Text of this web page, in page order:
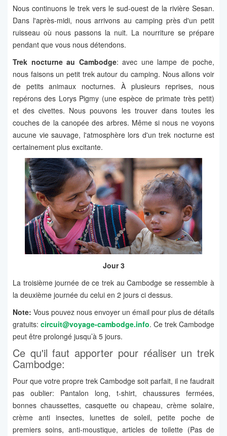
Nous continuons le trek vers le sud-ouest de la rivière Sesan.
Dans l'après-midi, nous arrivons au camping près d'un petit
ruisseau où nous passons la nuit. La nourriture se prépare
pendant que vous nous détendons.
Trek nocturne au Cambodge: avec une lampe de poche,
nous faisons un petit trek autour du camping. Nous allons voir
de petits animaux nocturnes. À plusieurs reprises, nous
repérons des Lorys Pigmy (une espèce de primate très petit)
et des civettes. Nous pouvons les trouver dans toutes les
couches de la canopée des arbres. Même si nous ne voyons
aucune vie sauvage, l'atmosphère lors d'un trek nocturne est
certainement plus excitante.
Jour 3
La troisième journée de ce trek au Cambodge se ressemble à
la deuxième journée du celui en 2 jours ci dessus.
Note: Vous pouvez nous envoyer un émail pour plus de détails
gratuits: circuit@voyage-cambodge.info. Ce trek Cambodge
peut être prolongé jusqu’à 5 jours.
Ce qu'il faut apporter pour réaliser un trek
Cambodge:
Pour que votre propre trek Cambodge soit parfait, il ne faudrait
pas oublier: Pantalon long, t-shirt, chaussures fermées,
bonnes chaussettes, casquette ou chapeau, crème solaire,
crème anti insectes, lunettes de soleil, petite poche de
premiers soins, anti-moustique, articles de toilette (Pas de